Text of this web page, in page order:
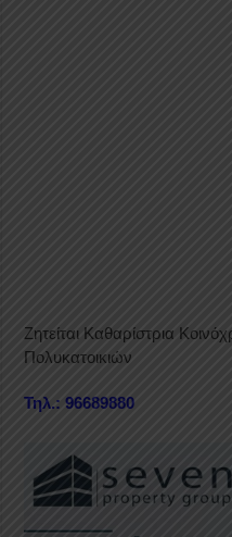
Ζητείται Καθαρίστρια
Πολυκατοικιών
Τηλ.: 96689880